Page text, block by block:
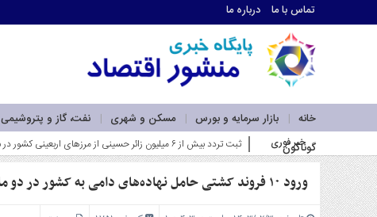
تماس با ما درباره ما
خانه بازار سرمایه و بورس مسکن و شهری نفت، گاز و پتروشیمی
گوناگون
ما
درباره
سرویس
ها
خانه
بازار
خبر فوری ضرورت بازآفرینی در ن_
ورود ۱۰ فروند کشتی حامل نهاده‌های دامی به کشور در دو ماهه اخیر